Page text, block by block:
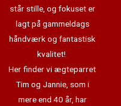
står stille, og fokuset er
lagt på gammeldags
håndværk og fantastisk
kvalitet!
Her finder vi ægteparret
Tim og Jannie, som i
mere end 40 år, har